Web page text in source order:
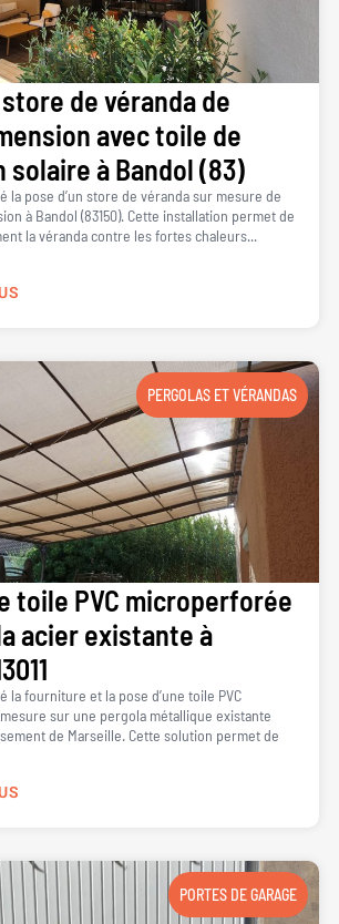
store de véranda de
avec toile de
à Bandol (83)
la pose d’un store de véranda sur mesure de
à Bandol (83150). Cette installation permet de
la véranda contre les fortes chaleurs...
PERGOLAS ET VÉRANDAS
toile PVC microperforée
acier existante à
la fourniture et la pose d’une toile PVC
sur une pergola métallique existante
de Marseille. Cette solution permet de
PORTES DE GARAGE